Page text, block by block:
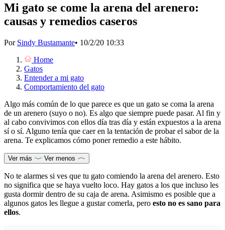
Mi gato se come la arena del arenero:
causas y remedios caseros
Por Sindy Bustamante• 10/2/20 10:33
Home
Gatos
Entender a mi gato
Comportamiento del gato
Algo más común de lo que parece es que un gato se coma la arena
de un arenero (suyo o no). Es algo que siempre puede pasar. Al fin y
al cabo convivimos con ellos día tras día y están expuestos a la arena
sí o sí. Alguno tenía que caer en la tentación de probar el sabor de la
arena. Te explicamos cómo poner remedio a este hábito.
Ver más Ver menos
No te alarmes si ves que tu gato comiendo la arena del arenero. Esto
no significa que se haya vuelto loco. Hay gatos a los que incluso les
gusta dormir dentro de su caja de arena. Asimismo es posible que a
algunos gatos les llegue a gustar comerla, pero esto no es sano para
ellos.